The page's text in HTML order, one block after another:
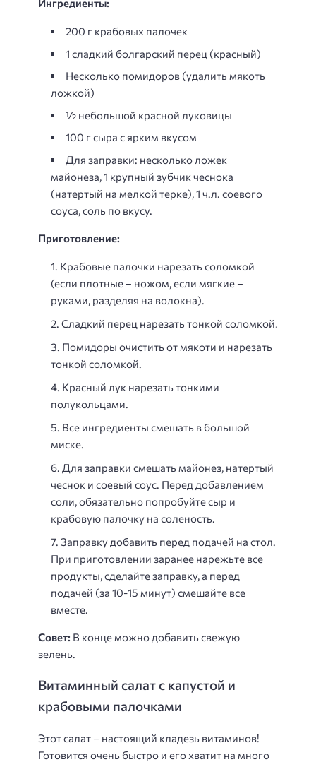
200 г крабовых палочек
1 сладкий болгарский перец (красный)
Несколько помидоров (удалить мякоть
ложкой)
½ небольшой красной луковицы
100 г сыра с ярким вкусом
Для заправки: несколько ложек
майонеза, 1 крупный зубчик чеснока
(натертый на мелкой терке), 1 ч.л. соевого
соуса, соль по вкусу.
Приготовление:
Крабовые палочки нарезать соломкой
(если плотные – ножом, если мягкие –
руками, разделяя на волокна).
Сладкий перец нарезать тонкой соломкой.
Помидоры очистить от мякоти и нарезать
тонкой соломкой.
Красный лук нарезать тонкими
полукольцами.
Все ингредиенты смешать в большой
миске.
Для заправки смешать майонез, натертый
чеснок и соевый соус. Перед добавлением
соли, обязательно попробуйте сыр и
крабовую палочку на соленость.
Заправку добавить перед подачей на стол.
При приготовлении заранее нарежьте все
продукты, сделайте заправку, а перед
подачей (за 10-15 минут) смешайте все
вместе.
Совет: В конце можно добавить свежую
зелень.
Витаминный салат с капустой и
крабовыми палочками
Этот салат – настоящий кладезь витаминов!
Готовится очень быстро и его хватит на много